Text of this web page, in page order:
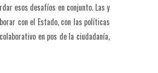
esos desafíos en conjunto. Las y
con el Estado, con las políticas
en pos de la ciudadanía,